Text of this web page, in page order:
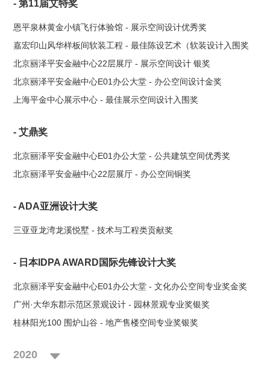
- 第11届艾特奖
恩平泉林黄金小镇飞行体验馆 - 展示空间设计优秀奖
嘉宏印山风华样板间软装工程 - 最佳陈设艺术（软装设计入围奖
北京丽泽平安金融中心22层展厅 - 展示空间设计 银奖
北京丽泽平安金融中心E01办公大堂 - 办公空间设计金奖
上海平金中心展示中心 - 最佳展示空间设计入围奖
- 艾鼎奖
北京丽泽平安金融中心E01办公大堂 - 公共建筑空间优秀奖
北京丽泽平安金融中心22层展厅 - 办公空间铜奖
- ADA亚洲设计大奖
三亚亚龙湾龙溪悦墅 - 技术与工程类贡献奖
- 日本IDPA AWARD国际先锋设计大奖
北京丽泽平安金融中心E01办公大堂 - 文化办公空间专业奖金奖
广州·大华东郡示范区景观设计 - 园林景观专业奖银奖
桂林阳光100 围炉山谷 - 地产售楼空间专业奖银奖
2020